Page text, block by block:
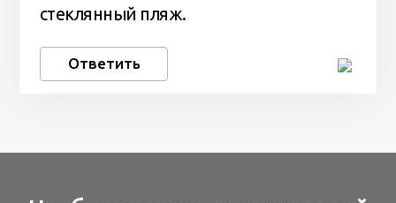
стеклянный пляж.
Ответить